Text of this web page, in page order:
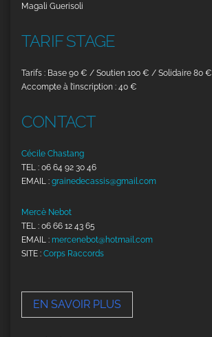
Magali Guerisoli
TARIF STAGE
Tarifs : Base 90 € / Soutien 100 € / Solidaire 80 €
Accompte à l’inscription : 40 €
CONTACT
Cécile Chastang
TEL : 06 64 92 30 46
EMAIL : grainedecassis@gmail.com
Mercè Nebot
TEL : 06 66 12 43 65
EMAIL : mercenebot@hotmail.com
SITE : Corps Raccords
EN SAVOIR PLUS